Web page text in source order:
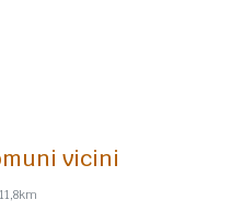
vicini
11,8km